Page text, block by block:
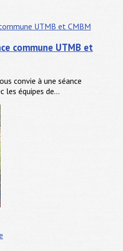
commune UTMB et
convie à une séance
les équipes de...